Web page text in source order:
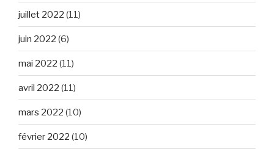
juillet 2022 (11)
juin 2022 (6)
mai 2022 (11)
avril 2022 (11)
mars 2022 (10)
février 2022 (10)